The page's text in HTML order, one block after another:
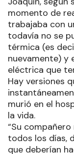
momento de
trabajaba con
todavía no se
térmica (es
nuevamente) y
eléctrica que
Hay versiones
murió en el
la vida.
“Su
todos los días,
que deberían